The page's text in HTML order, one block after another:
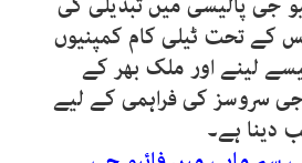
تحت ٹیلی کام کمپنیوں
لینے اور ملک بھر کے
جی سروسز کی فراہمی کے لیے
دینا ہے۔